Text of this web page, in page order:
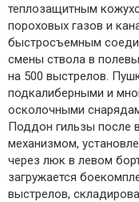
теплозащитным
пороховых газов и
быстросъемным
смены ствола в
на 500 выстрелов.
подкалиберными и
осколочными
Поддон гильзы после
механизмом,
через люк в левом
загружается
выстрелов,